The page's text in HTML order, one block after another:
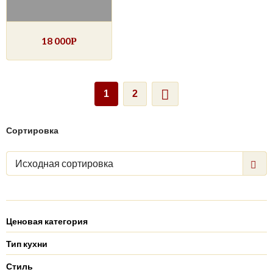
18 000Р
1 2
Сортировка
Исходная сортировка
Ценовая категория
Тип кухни
Стиль